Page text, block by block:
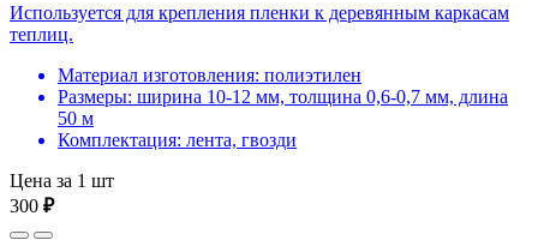
Используется для крепления пленки к деревянным каркасам
теплиц.
Материал изготовления: полиэтилен
Размеры: ширина 10-12 мм, толщина 0,6-0,7 мм, длина
50 м
Комплектация: лента, гвозди
Цена за 1 шт
300 ₽